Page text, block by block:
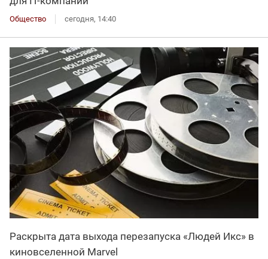
Общество сегодня, 14:40
Раскрыта дата выхода перезапуска «Людей Икс» в
киновселенной Marvel